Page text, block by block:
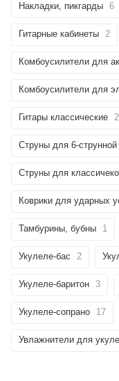
Накладки, пикгарды 6
Гитарные кабинеты 2
Комбоусилители для
Комбоусилители для
Гитары классические
Струны для 6-струнной
Струны для
Коврики для ударных
Тамбурины, бубны 1
Укулеле-бас 2
Укулеле-баритон 3
Укулеле-сопрано 17
Увлажнители для